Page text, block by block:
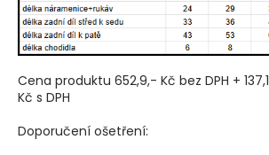
Cena produktu 652,9,- Kč bez DPH +
Kč s DPH
Doporučení ošetření: